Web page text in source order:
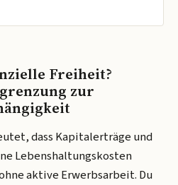
Freiheit?
zur
dass Kapitalerträge und
Lebenshaltungskosten
aktive Erwerbsarbeit. Du